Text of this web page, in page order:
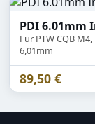
PDI 6.01mm
Für PTW CQB
6,01mm
89,50 €